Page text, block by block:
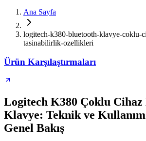
Ana Sayfa
logitech-k380-bluetooth-klavye-coklu-
tasinabilirlik-ozellikleri
Ürün Karşılaştırmaları
Logitech K380 Çoklu Cihaz
Klavye: Teknik ve
Genel Bakış